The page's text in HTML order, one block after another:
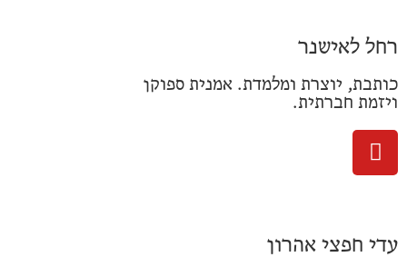
רחל לאישנר
כותבת, יוצרת ומלמדת. אמנית ספוקן
ויזמת חברתית.
עדי חפצי אהרון